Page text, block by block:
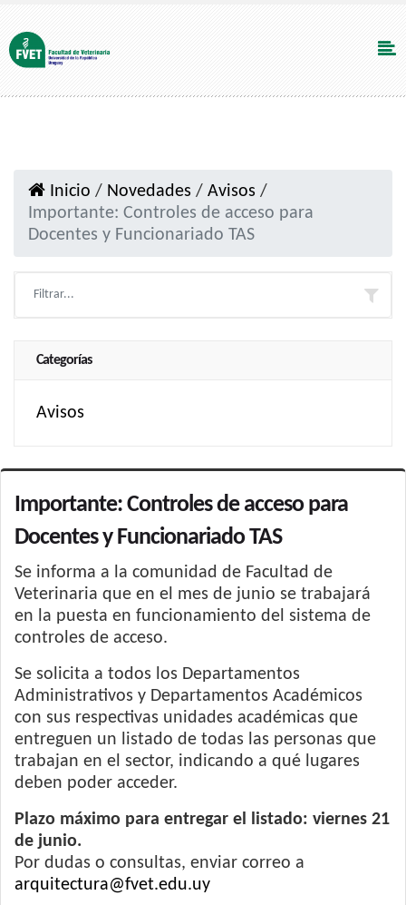
Inicio / Novedades / Avisos /
Importante: Controles de acceso para
Docentes y Funcionariado TAS
Categorías
Avisos
Importante: Controles de acceso para
Docentes y Funcionariado TAS
Se informa a la comunidad de Facultad de
Veterinaria que en el mes de junio se trabajará
en la puesta en funcionamiento del sistema de
controles de acceso.
Se solicita a todos los Departamentos
Administrativos y Departamentos Académicos
con sus respectivas unidades académicas que
entreguen un listado de todas las personas que
trabajan en el sector, indicando a qué lugares
deben poder acceder.
Plazo máximo para entregar el listado: viernes 21
de junio.
Por dudas o consultas, enviar correo a
arquitectura@fvet.edu.uy